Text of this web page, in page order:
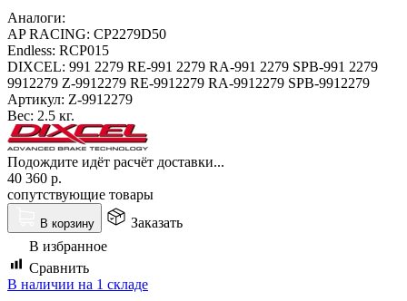
Аналоги:
AP RACING: CP2279D50
Endless: RCP015
DIXCEL: 991 2279 RE-991 2279 RA-991 2279 SPB-991 2279
9912279 Z-9912279 RE-9912279 RA-9912279 SPB-9912279
Артикул: Z-9912279
Вес: 2.5 кг.
Подождите идёт расчёт доставки...
40 360 р.
сопутствующие товары
В корзину
Заказать
В избранное
Сравнить
В наличии на 1 складе